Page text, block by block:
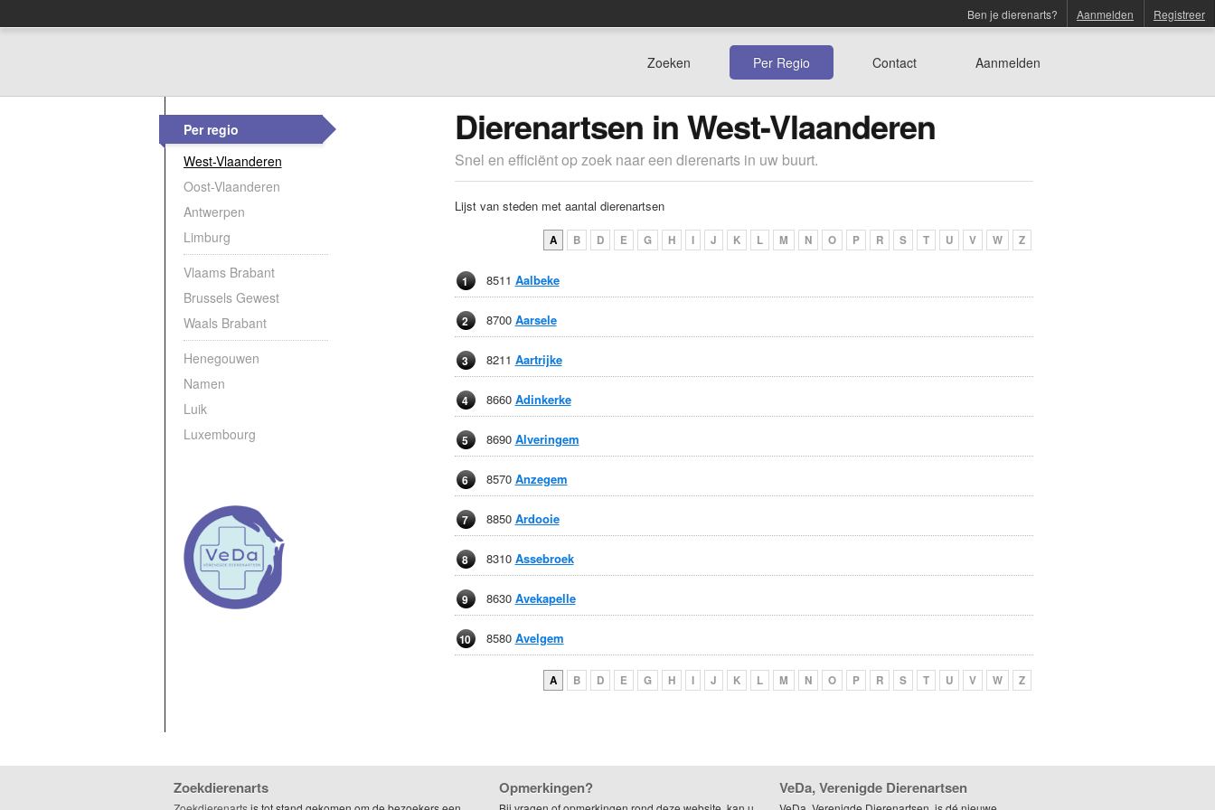
Aanmelden Registreer
Ben je dierenarts?
Zoeken Per Regio Contact Aanmelden
Per regio
West-Vlaanderen
Oost-Vlaanderen
Antwerpen
Limburg
Vlaams Brabant
Brussels Gewest
Waals Brabant
Henegouwen
Namen
Luik
Luxembourg
Dierenartsen in West-Vlaanderen
Snel en efficiënt op zoek naar een dierenarts in uw buurt.
Lijst van steden met aantal dierenartsen
A B D E G H I J K L M N O P R S T U V W Z
1 8511 Aalbeke
2 8700 Aarsele
3 8211 Aartrijke
4 8660 Adinkerke
5 8690 Alveringem
6 8570 Anzegem
7 8850 Ardooie
8 8310 Assebroek
9 8630 Avekapelle
10 8580 Avelgem
A B D E G H I J K L M N O P R S T U V W Z
Zoekdierenarts Opmerkingen? VeDa, Verenigde Dierenartsen